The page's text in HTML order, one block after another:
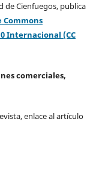
de Cienfuegos, publica
Commons
Internacional (CC
comerciales,
enlace al artículo